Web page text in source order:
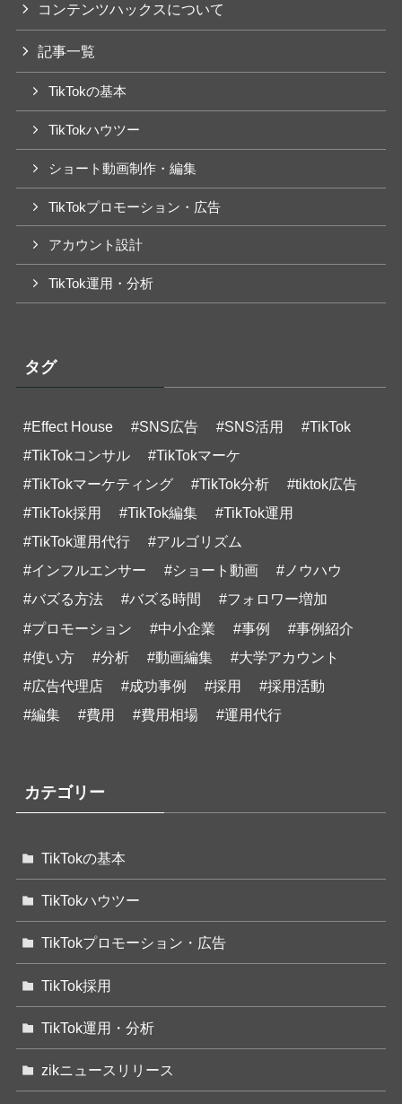
コンテンツハックスについて
記事一覧
TikTokの基本
TikTokハウツー
ショート動画制作・編集
TikTokプロモーション・広告
アカウント設計
TikTok運用・分析
タグ
#Effect House #SNS広告 #SNS活用
#TikTok
#TikTokコンサル
#TikTokマーケ
#TikTokマーケティング
#TikTok分析
#tiktok広告
#TikTok採用
#TikTok編集
#TikTok運用
#TikTok運用代行
#アルゴリズム
#インフルエンサー
#ショート動画
#ノウハウ
#バズる方法
#バズる時間
#フォロワー増加
#プロモーション
#中小企業 #事例
#事例紹介
#使い方
#分析 #動画編集
#大学アカウント
#広告代理店
#成功事例 #採用
#採用活動
#編集
#費用 #費用相場 #運用代行
カテゴリー
TikTokの基本
TikTokハウツー
TikTokプロモーション・広告
TikTok採用
TikTok運用・分析
zikニュースリリース